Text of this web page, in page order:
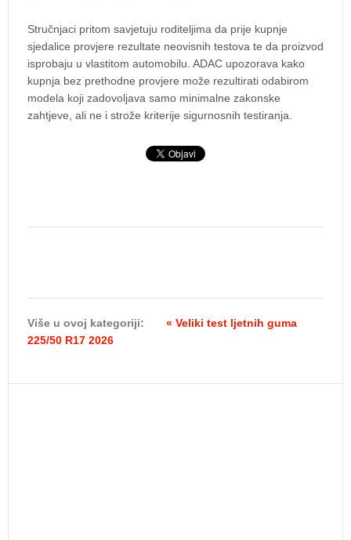
Stručnjaci pritom savjetuju roditeljima da prije kupnje
sjedalice provjere rezultate neovisnih testova te da proizvod
isprobaju u vlastitom automobilu. ADAC upozorava kako
kupnja bez prethodne provjere može rezultirati odabirom
modela koji zadovoljava samo minimalne zakonske
zahtjeve, ali ne i strože kriterije sigurnosnih testiranja.
Više u ovoj kategoriji:
« Veliki test ljetnih guma
225/50 R17 2026